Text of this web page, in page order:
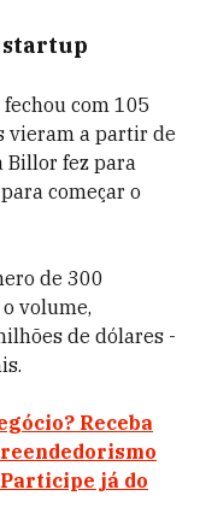
startup
com 105
vieram a partir de
Billor fez para
começar o
de 300
volume,
de dólares -
Receba
já do